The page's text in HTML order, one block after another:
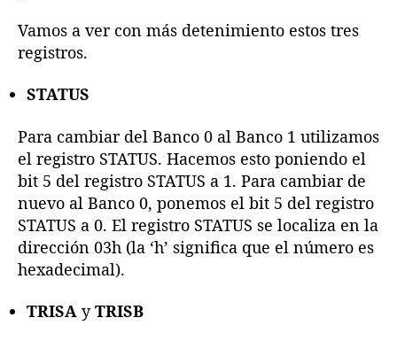
Vamos a ver con más detenimiento estos tres
registros.
STATUS
Para cambiar del Banco 0 al Banco 1 utilizamos
el registro STATUS. Hacemos esto poniendo el
bit 5 del registro STATUS a 1. Para cambiar de
nuevo al Banco 0, ponemos el bit 5 del registro
STATUS a 0. El registro STATUS se localiza en la
dirección 03h (la ‘h’ significa que el número es
hexadecimal).
TRISA yTRISB